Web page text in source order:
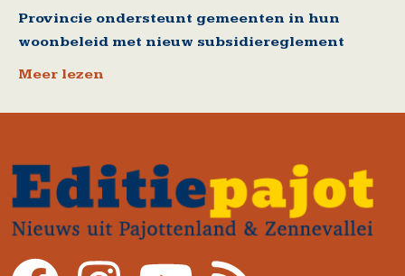
Provincie ondersteunt gemeenten in hun
woonbeleid met nieuw subsidiereglement
Meer lezen